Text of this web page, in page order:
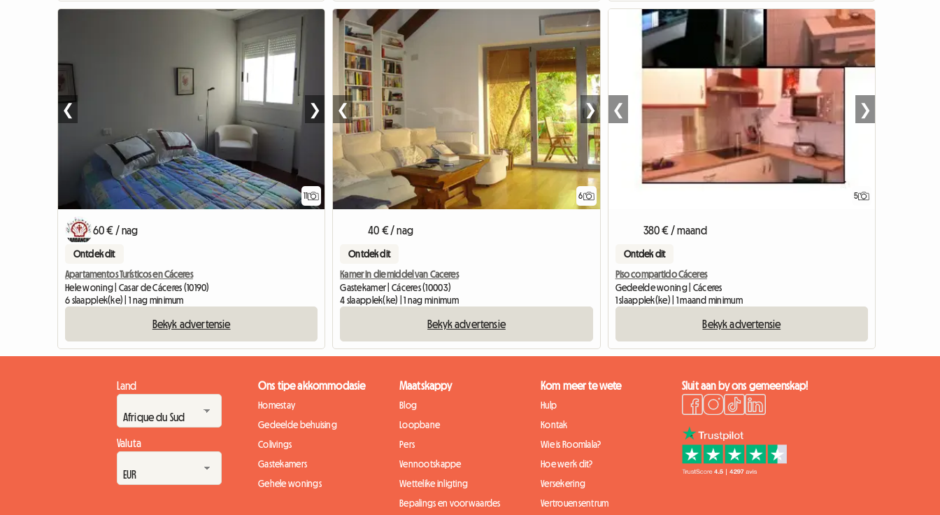
11
❮ ❯
60 € / nag
Ontdek dit
Apartamentos Turísticos en Cáceres
Hele woning | Casar de Cáceres (10190)
6 slaapplek(ke) | 1 nag minimum
Bekyk advertensie
6
❮ ❯
40 € / nag
Ontdek dit
Kamer in die middel van Caceres
Gastekamer | Cáceres (10003)
4 slaapplek(ke) | 1 nag minimum
Bekyk advertensie
5
❮ ❯
380 € / maand
Ontdek dit
Piso compartido Cáceres
Gedeelde woning | Cáceres
1 slaapplek(ke) | 1 maand minimum
Bekyk advertensie
Land
Valuta
Ons tipe akkommodasie
Homestay
Gedeelde behuising
Colivings
Gastekamers
Gehele wonings
Maatskappy
Blog
Loopbane
Pers
Vennootskappe
Wettelike inligting
Bepalings en voorwaardes
Kom meer te wete
Hulp
Kontak
Wie is Roomlala?
Hoe werk dit?
Versekering
Vertrouensentrum
Sluit aan by ons gemeenskap!